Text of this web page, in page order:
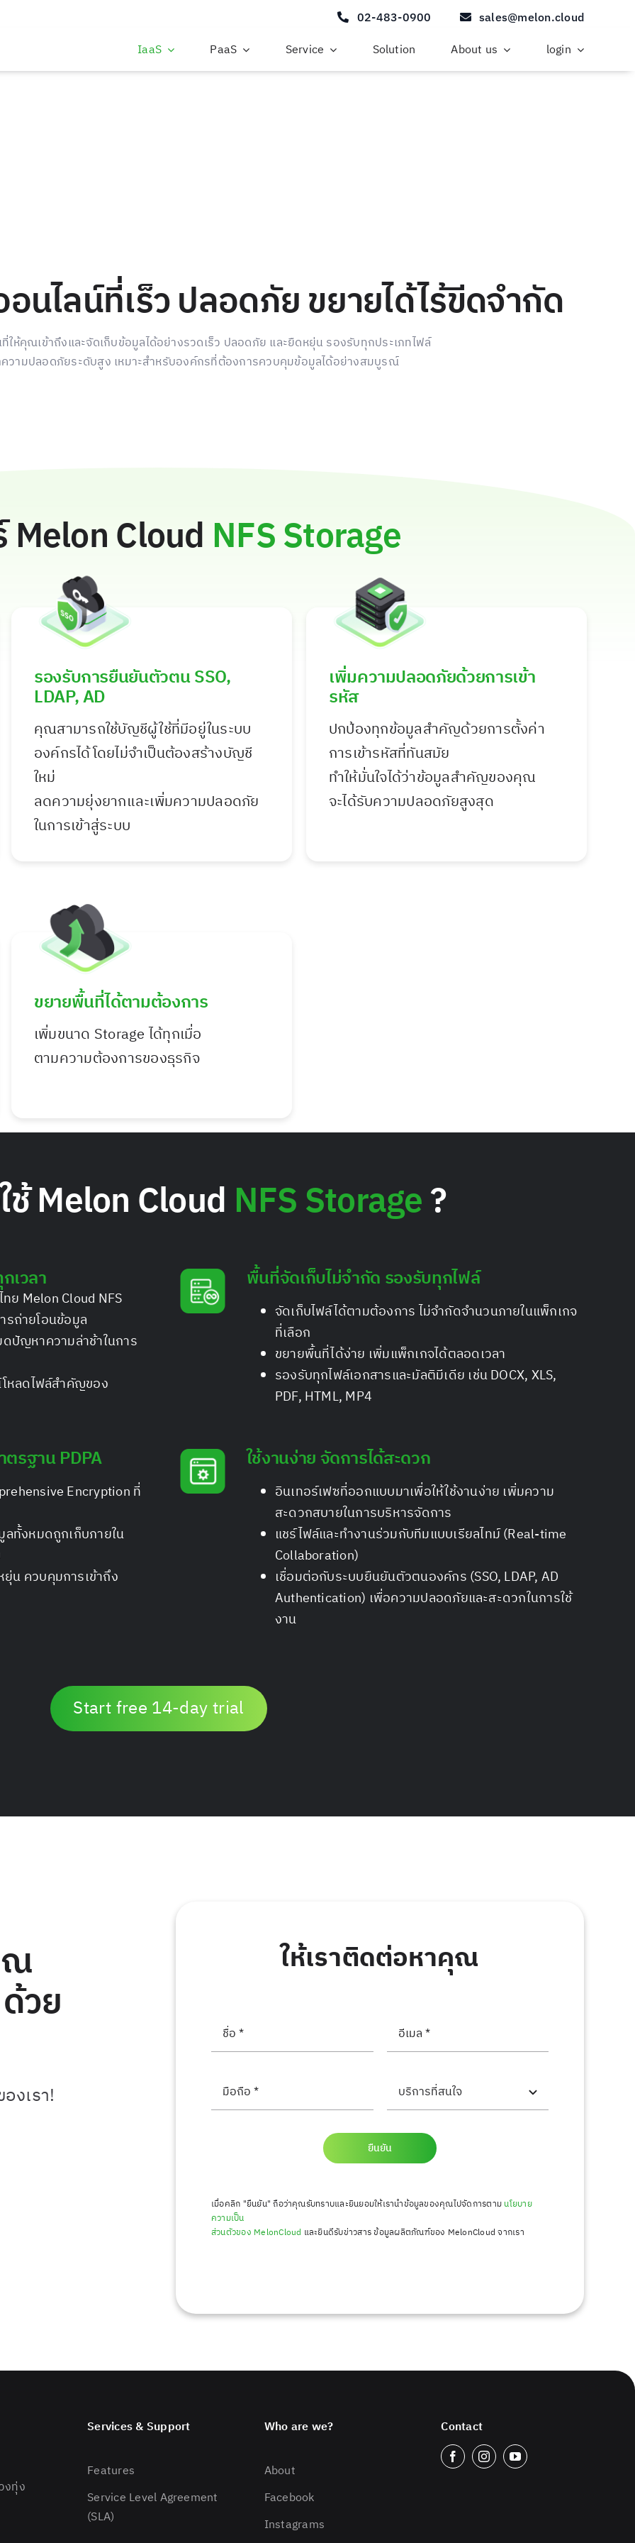
02-483-0900 sales@melon.cloud
IaaS PaaS Service Solution About us login
นไลน์ที่เร็ว ปลอดภัย ขยายได้ไร้ขีดจำกัด
ให้คุณเข้าถึงและจัดเก็บข้อมูลได้อย่างรวดเร็ว ปลอดภัย และยืดหยุ่น รองรับทุกประเภทไฟล์
วามปลอดภัยระดับสูง เหมาะสำหรับองค์กรที่ต้องการควบคุมข้อมูลได้อย่างสมบูรณ์
Melon Cloud NFS Storage
รองรับการยืนยันตัวตน SSO,
LDAP, AD
คุณสามารถใช้บัญชีผู้ใช้ที่มีอยู่ในระบบ
องค์กรได้โดยไม่จำเป็นต้องสร้างบัญชี
ใหม่
ลดความยุ่งยากและเพิ่มความปลอดภัย
ในการเข้าสู่ระบบ
เพิ่มความปลอดภัยด้วยการเข้า
รหัส
ปกป้องทุกข้อมูลสำคัญด้วยการตั้งค่า
การเข้ารหัสที่ทันสมัย
ทำให้มั่นใจได้ว่าข้อมูลสำคัญของคุณ
จะได้รับความปลอดภัยสูงสุด
ขยายพื้นที่ได้ตามต้องการ
เพิ่มขนาด Storage ได้ทุกเมื่อ
ตามความต้องการของธุรกิจ
ช้ Melon Cloud NFS Storage?
เวลา
ย Melon Cloud NFS
ถ่ายโอนข้อมูล
ปัญหาความล่าช้าในการ
หลดไฟล์สำคัญของ
พื้นที่จัดเก็บไม่จำกัด รองรับทุกไฟล์
จัดเก็บไฟล์ได้ตามต้องการ ไม่จำกัดจำนวนภายในแพ็กเกจ
ที่เลือก
ขยายพื้นที่ได้ง่าย เพิ่มแพ็กเกจได้ตลอดเวลา
รองรับทุกไฟล์เอกสารและมัลติมีเดีย เช่น DOCX, XLS,
PDF, HTML, MP4
รฐาน PDPA
Encryption ที่
ทั้งหมดถูกเก็บภายใน
น ควบคุมการเข้าถึง
ใช้งานง่าย จัดการได้สะดวก
อินเทอร์เฟซที่ออกแบบมาเพื่อให้ใช้งานง่าย เพิ่มความ
สะดวกสบายในการบริหารจัดการ
แชร์ไฟล์และทำงานร่วมกับทีมแบบเรียลไทม์ (Real-time
Collaboration)
เชื่อมต่อกับระบบยืนยันตัวตนองค์กร (SSO, LDAP, AD
Authentication) เพื่อความปลอดภัยและสะดวกในการใช้
งาน
Start free 14-day trial
ณ
วย
งเรา!
ให้เราติดต่อหาคุณ
ยืนยัน
เมื่อคลิก "ยืนยัน" ถือว่าคุณรับทราบและยินยอมให้เรานำข้อมูลของคุณไปจัดการตาม นโยบาย
ความเป็น
ส่วนตัวของ MelonCloud และยินดีรับข่าวสาร ข้อมูลผลิตภัณฑ์ของ MelonCloud จากเรา
งทุ่ง
Services & Support
Features
Service Level Agreement
(SLA)
Who are we?
About
Facebook
Instagrams
Contact